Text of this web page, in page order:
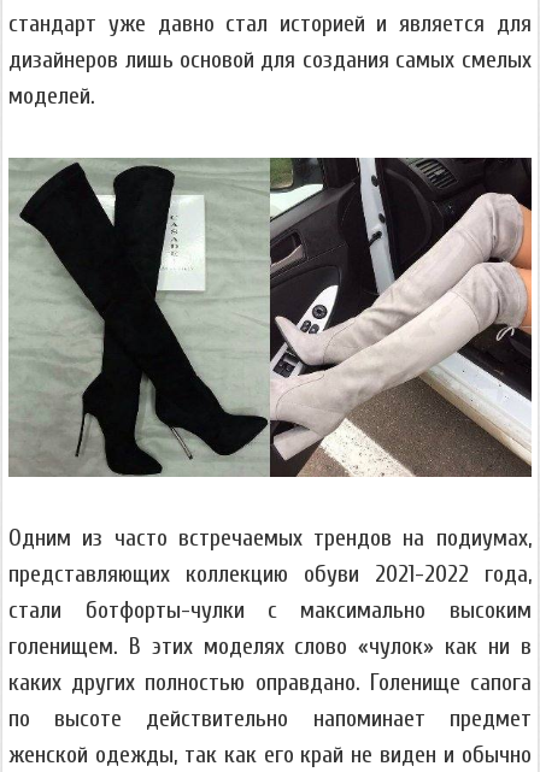
стандарт уже давно стал историей и является для
дизайнеров лишь основой для создания самых смелых
моделей.
Одним из часто встречаемых трендов на подиумах,
представляющих коллекцию обуви 2021-2022 года,
стали ботфорты-чулки с максимально высоким
голенищем. В этих моделях слово «чулок» как ни в
каких других полностью оправдано. Голенище сапога
по высоте действительно напоминает предмет
женской одежды, так как его край не виден и обычно